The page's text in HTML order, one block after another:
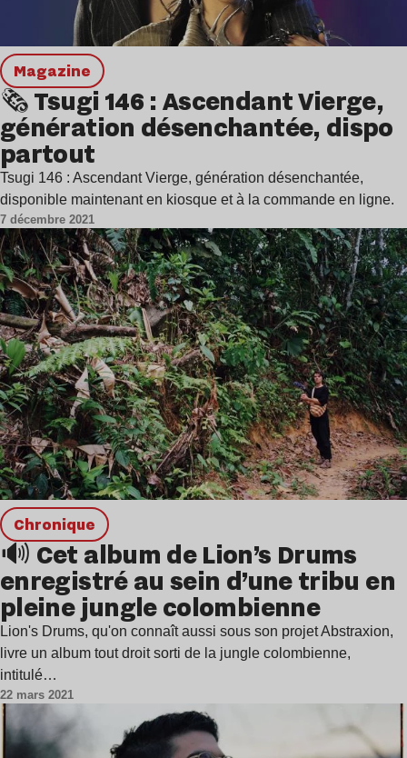
magazine
🗞 Tsugi 146 : Ascendant Vierge,
génération désenchantée, dispo
partout
Tsugi 146 : Ascendant Vierge, génération désenchantée,
disponible maintenant en kiosque et à la commande en ligne.
7 décembre 2021
chronique
🔊 Cet album de Lion’s Drums
enregistré au sein d’une tribu en
pleine jungle colombienne
Lion's Drums, qu'on connaît aussi sous son projet Abstraxion,
livre un album tout droit sorti de la jungle colombienne,
intitulé…
22 mars 2021